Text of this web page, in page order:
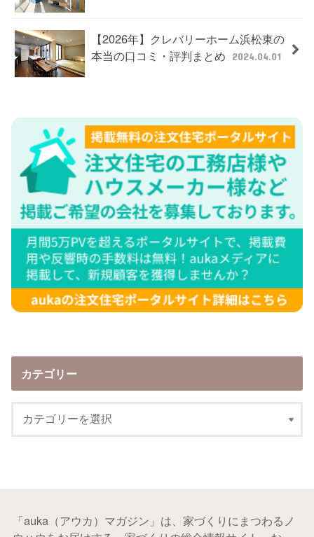
【2026年】クレバリーホーム浜松東の
本当の口コミ・評判まとめ
2024.04.01
カテゴリー
「auka（アウカ）マガジン」は、家づくりにまつわるノ